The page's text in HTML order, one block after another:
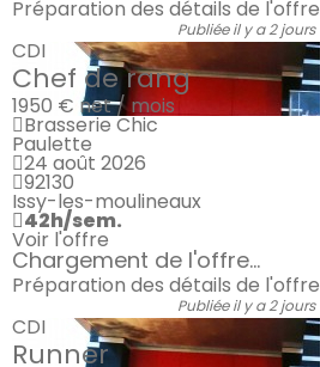
Préparation des détails de l'offre
Publiée il y a 2 jours
CDI
Chef de rang
1950 € net / mois
Brasserie Chic
Paulette
24 août 2026
92130
Issy-les-moulineaux
42h/sem.
Voir l'offre
Chargement de l'offre...
Préparation des détails de l'offre
Publiée il y a 2 jours
CDI
Runner